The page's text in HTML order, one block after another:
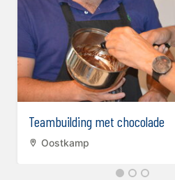
Teambuilding met chocolade
Oostkamp